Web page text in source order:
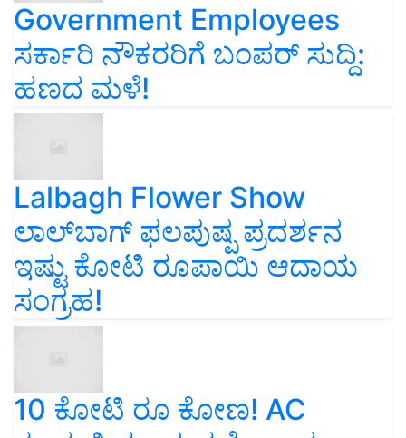
Government Employees
ಸರ್ಕಾರಿ ನೌಕರರಿಗೆ ಬಂಪರ್‌ ಸುದ್ದಿ:
ಹಣದ ಮಳೆ!
Lalbagh Flower Show
ಲಾಲ್‌ಬಾಗ್ ಫಲಪುಷ್ಪ ಪ್ರದರ್ಶನ
ಇಷ್ಟು ಕೋಟಿ ರೂಪಾಯಿ ಆದಾಯ
ಸಂಗ್ರಹ!
10 ಕೋಟಿ ರೂ ಕೋಣ! AC